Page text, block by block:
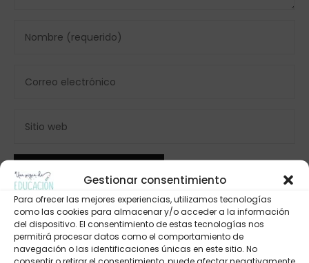
Gestionar consentimiento
Para ofrecer las mejores experiencias, utilizamos tecnologías
como las cookies para almacenar y/o acceder a la información
del dispositivo. El consentimiento de estas tecnologías nos
permitirá procesar datos como el comportamiento de
navegación o las identificaciones únicas en este sitio. No